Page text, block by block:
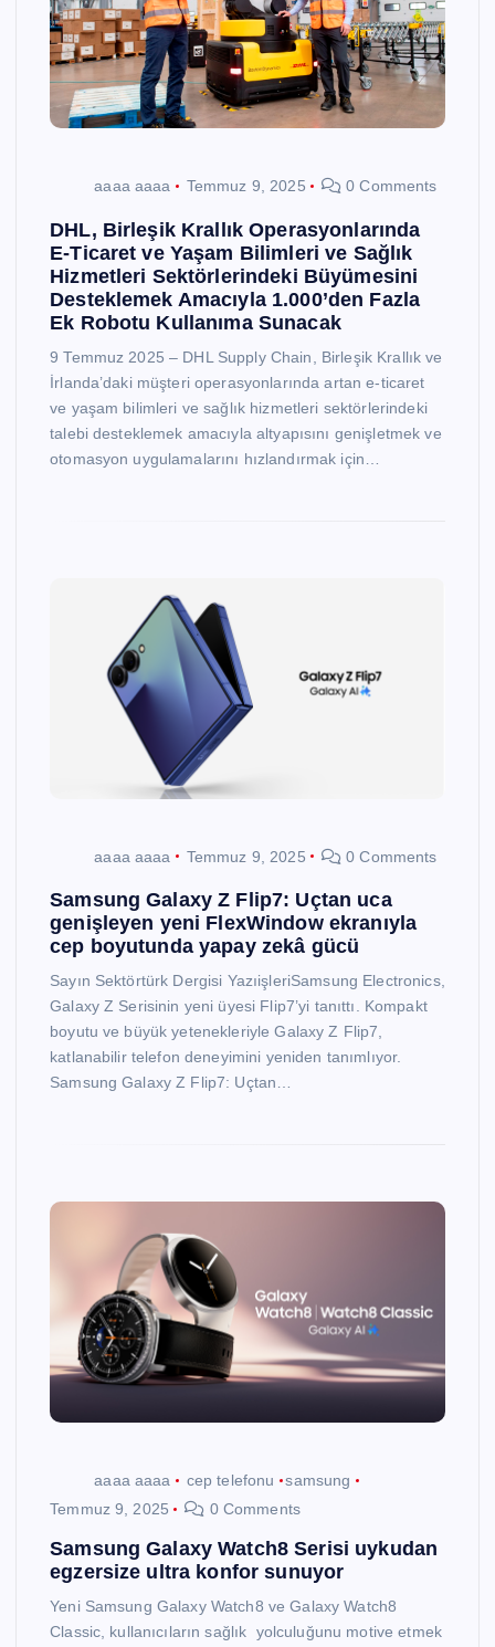
aaaa aaaa Temmuz 9, 2025 0 Comments
DHL, Birleşik Krallık Operasyonlarında
E-Ticaret ve Yaşam Bilimleri ve Sağlık
Hizmetleri Sektörlerindeki Büyümesini
Desteklemek Amacıyla 1.000’den Fazla
Ek Robotu Kullanıma Sunacak
9 Temmuz 2025 – DHL Supply Chain, Birleşik Krallık ve
İrlanda’daki müşteri operasyonlarında artan e-ticaret
ve yaşam bilimleri ve sağlık hizmetleri sektörlerindeki
talebi desteklemek amacıyla altyapısını genişletmek ve
otomasyon uygulamalarını hızlandırmak için…
aaaa aaaa Temmuz 9, 2025 0 Comments
Samsung Galaxy Z Flip7: Uçtan uca
genişleyen yeni FlexWindow ekranıyla
cep boyutunda yapay zekâ gücü
Sayın Sektörtürk Dergisi YazıişleriSamsung Electronics,
Galaxy Z Serisinin yeni üyesi Flip7’yi tanıttı. Kompakt
boyutu ve büyük yetenekleriyle Galaxy Z Flip7,
katlanabilir telefon deneyimini yeniden tanımlıyor.
Samsung Galaxy Z Flip7: Uçtan…
aaaa aaaa cep telefonu
samsung
Temmuz 9, 2025
0 Comments
Samsung Galaxy Watch8 Serisi uykudan
egzersize ultra konfor sunuyor
Yeni Samsung Galaxy Watch8 ve Galaxy Watch8
Classic, kullanıcıların sağlık yolculuğunu motive etmek